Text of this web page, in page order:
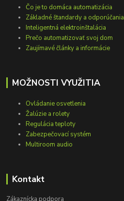
Čo je to domáca automatizácia
Základné štandardy a odporúčania
Inteligentná elektroinštalácia
Prečo automatizovať svoj dom
Zaujímavé články a informácie
MOŽNOSTI VYUŽITIA
Ovládanie osvetlenia
Žalúzie a rolety
Regulácia teploty
Zabezpečovací systém
Multiroom audio
Kontakt
Zákaznícka podpora